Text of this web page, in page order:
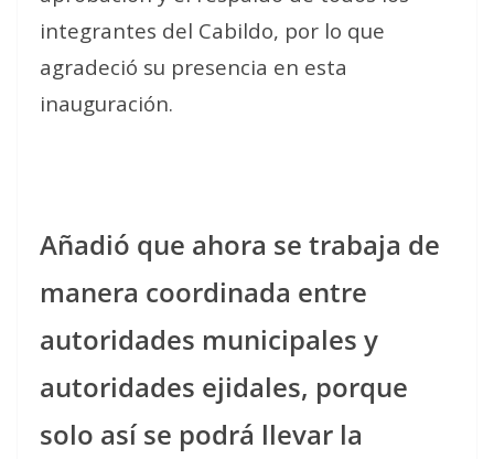
integrantes del Cabildo, por lo que
agradeció su presencia en esta
inauguración.
Añadió que ahora se trabaja de
manera coordinada entre
autoridades municipales y
autoridades ejidales, porque
solo así se podrá llevar la